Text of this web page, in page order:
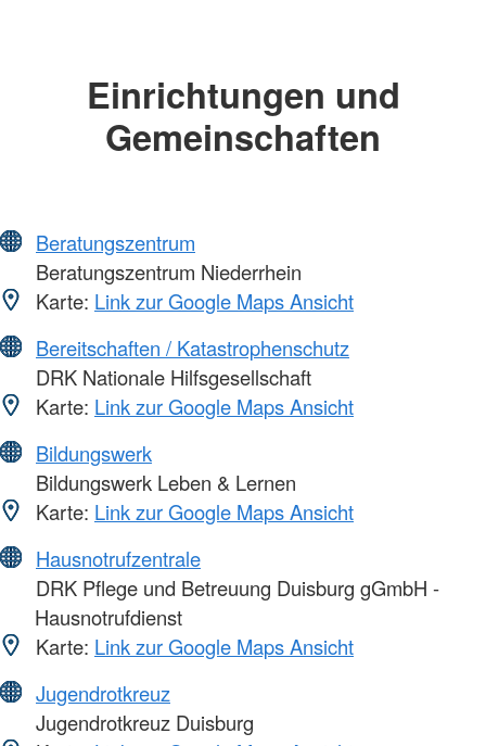
Einrichtungen und
Gemeinschaften
Beratungszentrum
Beratungszentrum Niederrhein
Karte: Link zur Google Maps Ansicht
Bereitschaften / Katastrophenschutz
DRK Nationale Hilfsgesellschaft
Karte: Link zur Google Maps Ansicht
Bildungswerk
Bildungswerk Leben & Lernen
Karte: Link zur Google Maps Ansicht
Hausnotrufzentrale
DRK Pflege und Betreuung Duisburg gGmbH -
Hausnotrufdienst
Karte: Link zur Google Maps Ansicht
Jugendrotkreuz
Jugendrotkreuz Duisburg